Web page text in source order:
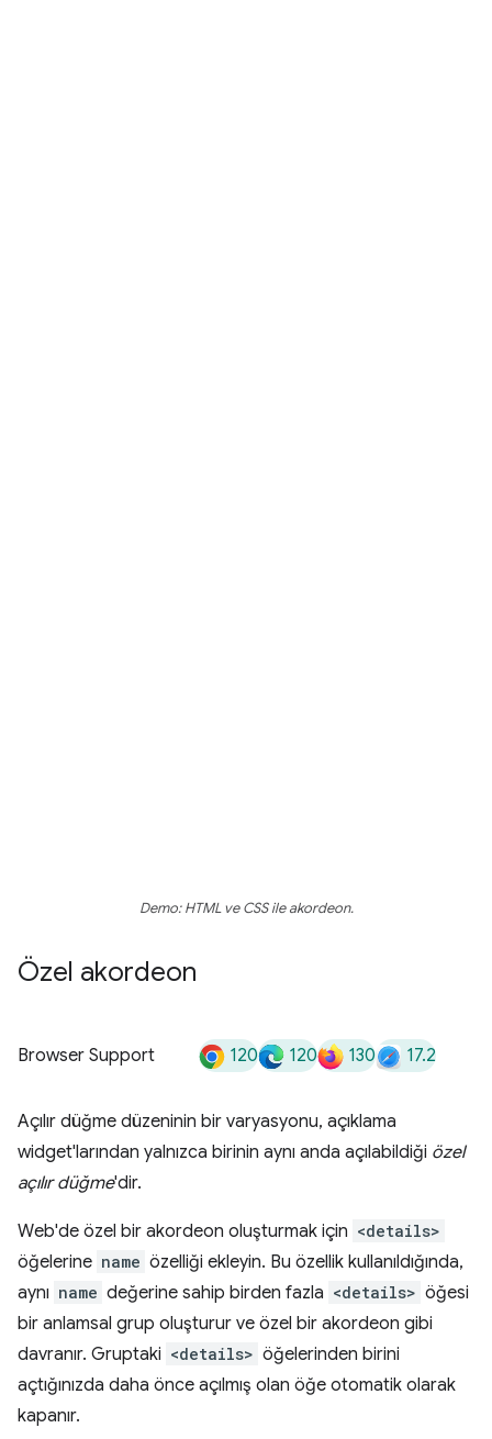
Demo: HTML ve CSS ile akordeon.
Özel akordeon
Browser Support 120 120 130 17.2
Açılır düğme düzeninin bir varyasyonu, açıklama
widget'larından yalnızca birinin aynı anda açılabildiği özel
açılır düğme'dir.
Web'de özel bir akordeon oluşturmak için <details>
öğelerine name özelliği ekleyin. Bu özellik kullanıldığında,
aynı name değerine sahip birden fazla <details> öğesi
bir anlamsal grup oluşturur ve özel bir akordeon gibi
davranır. Gruptaki <details> öğelerinden birini
açtığınızda daha önce açılmış olan öğe otomatik olarak
kapanır.